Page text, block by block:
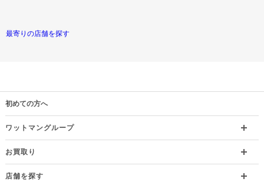
最寄りの店舗を探す
初めての方へ
ワットマングループ
お買取り
店舗を探す